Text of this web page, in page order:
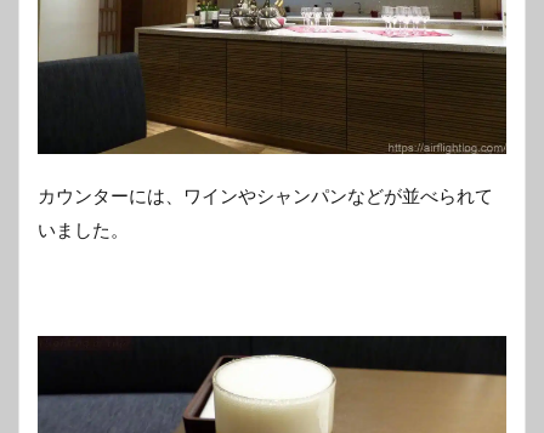
カウンターには、ワインやシャンパンなどが並べられて
いました。